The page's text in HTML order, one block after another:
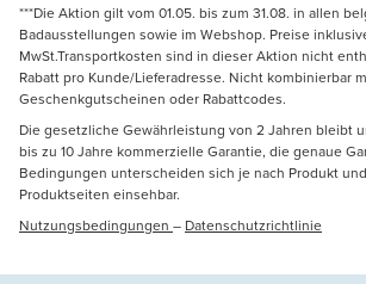
***Die Aktion gilt vom 01.05. bis zum 31.08. in allen
Badausstellungen sowie im Webshop. Preise
MwSt.Transportkosten sind in dieser Aktion nicht
Rabatt pro Kunde/Lieferadresse. Nicht kombinierbar
Geschenkgutscheinen oder Rabattcodes.
Die gesetzliche Gewährleistung von 2 Jahren bleibt
bis zu 10 Jahre kommerzielle Garantie, die genaue
Bedingungen unterscheiden sich je nach Produkt
Produktseiten einsehbar.
Nutzungsbedingungen – Datenschutzrichtlinie